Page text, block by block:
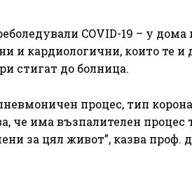
COVID-19 – у
и кардиологични, които те и
стигат до болница.
процес, тип
че има възпалителен процес
за цял живот”, казва проф.